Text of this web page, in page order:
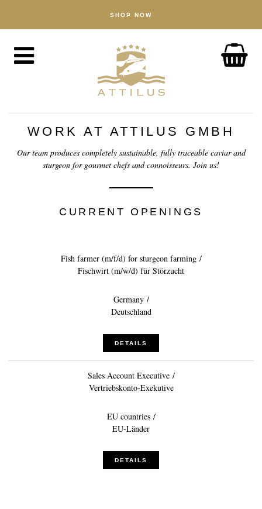
Fisk
Tillbehör
The Attilus Way
Våra produkter
Kvalitetssäkrad
Hållbarhet
UPPTÄCK
Kaviarens historia
Provsmakningsguide
Att skapa kaviar
Certifiering
RECEPT
Bröllop
Företagsevenemang
WORK AT ATTILUS GMBH
Our team produces completely sustainable, fully traceable caviar and
sturgeon for gourmet chefs and connoisseurs. Join us!
CURRENT OPENINGS
Fish farmer (m/f/d) for sturgeon farming /
Fischwirt (m/w/d) für Störzucht
Germany /
Deutschland
DETAILS
Sales Account Executive /
Vertriebskonto-Exekutive
EU countries /
EU-Länder
DETAILS
SHOP NOW